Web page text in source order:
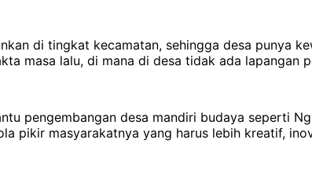
di tingkat kecamatan, sehingga desa punya
masa lalu, di mana di desa tidak ada lapangan
pengembangan desa mandiri budaya seperti
pikir masyarakatnya yang harus lebih kreatif,